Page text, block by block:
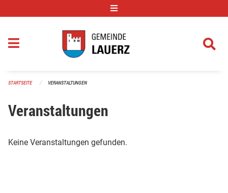
STARTSEITE VERANSTALTUNGEN
Veranstaltungen
Keine Veranstaltungen gefunden.